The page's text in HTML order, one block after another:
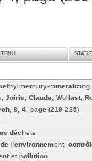
Joiris, Claude; Wollast,
8, 4, page (219-225)
déchets
l'environnement,
et pollution